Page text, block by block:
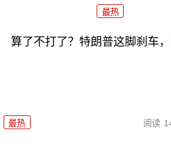
最热
算了不打了？特朗普这脚刹车
最热 阅读